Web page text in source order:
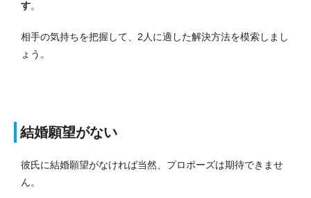
す。
相手の気持ちを把握して、2人に適した解決方法を模索しまし
ょう。
結婚願望がない
彼氏に結婚願望がなければ当然、プロポーズは期待できませ
ん。